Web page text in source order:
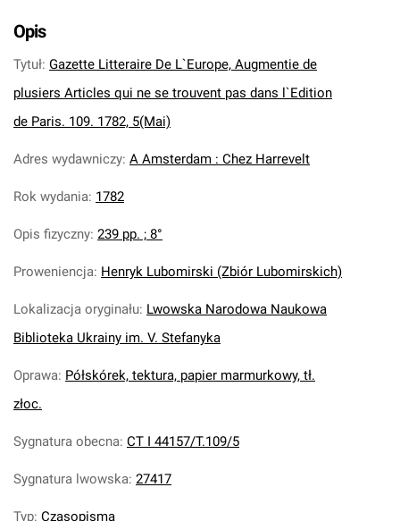
Opis
Tytuł: Gazette Litteraire De L`Europe, Augmentie de
plusiers Articles qui ne se trouvent pas dans l`Edition
de Paris. 109. 1782, 5(Mai)
Adres wydawniczy: A Amsterdam : Chez Harrevelt
Rok wydania: 1782
Opis fizyczny: 239 pp. ; 8°
Proweniencja: Henryk Lubomirski (Zbiór Lubomirskich)
Lokalizacja oryginału: Lwowska Narodowa Naukowa
Biblioteka Ukrainy im. V. Stefanyka
Oprawa: Półskórek, tektura, papier marmurkowy, tł.
złoc.
Sygnatura obecna: CT I 44157/T.109/5
Sygnatura lwowska: 27417
Typ: Czasopisma